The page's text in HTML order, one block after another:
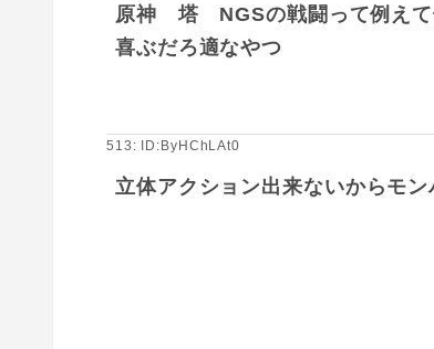
原神 塔 NGSの戦闘って例えて
喜ぶだろ適なやつ
513: ID:ByHChLAt0
立体アクション出来ないからモ